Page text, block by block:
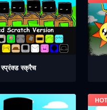
स्प्रंक्ड स्क्रैच